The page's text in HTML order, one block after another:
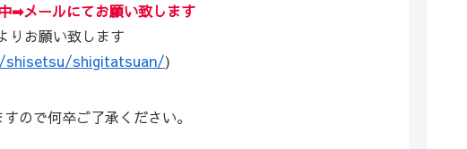
➡メールにてお願い致します
りお願い致します
shigitatsuan/)
ので何卒ご了承ください。